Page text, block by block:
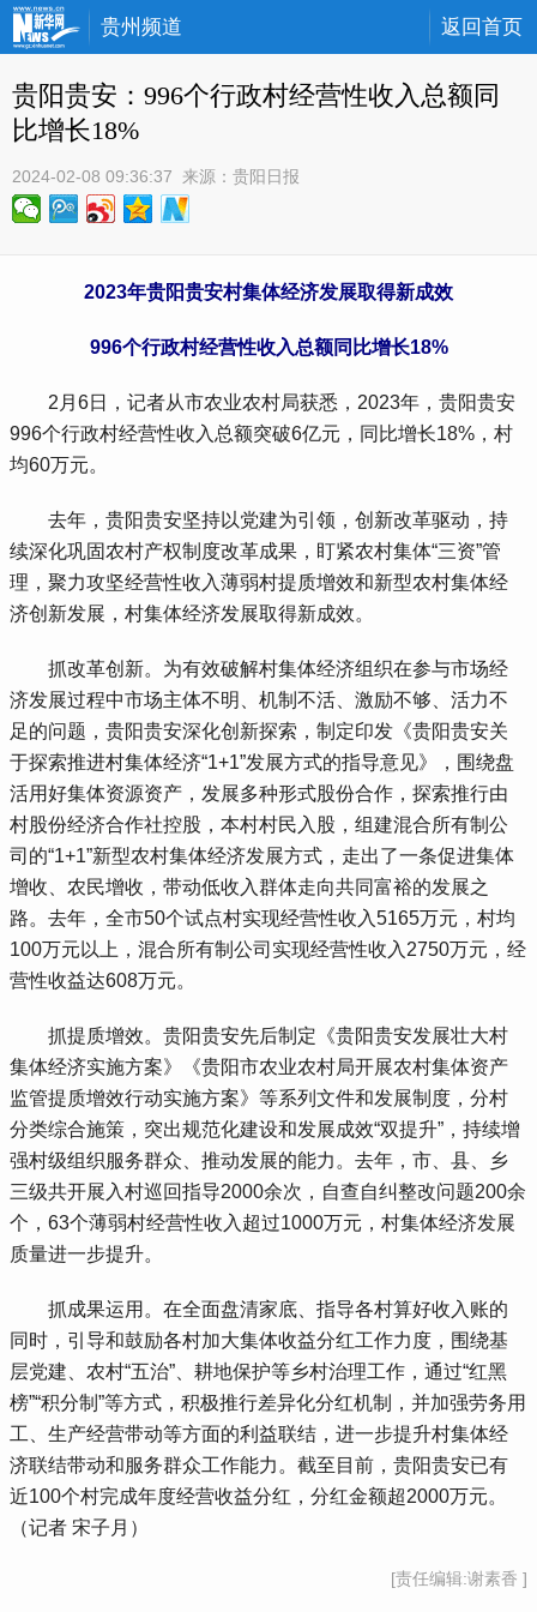
贵州频道 返回首页
贵阳贵安：996个行政村经营性收入总额同
比增长18%
2024-02-08 09:36:37 来源： 贵阳日报
2023年贵阳贵安村集体经济发展取得新成效
996个行政村经营性收入总额同比增长18%
2月6日，记者从市农业农村局获悉，2023年，贵阳贵安
996个行政村经营性收入总额突破6亿元，同比增长18%，村
均60万元。
去年，贵阳贵安坚持以党建为引领，创新改革驱动，持
续深化巩固农村产权制度改革成果，盯紧农村集体“三资”管
理，聚力攻坚经营性收入薄弱村提质增效和新型农村集体经
济创新发展，村集体经济发展取得新成效。
抓改革创新。为有效破解村集体经济组织在参与市场经
济发展过程中市场主体不明、机制不活、激励不够、活力不
足的问题，贵阳贵安深化创新探索，制定印发《贵阳贵安关
于探索推进村集体经济“1+1”发展方式的指导意见》，围绕盘
活用好集体资源资产，发展多种形式股份合作，探索推行由
村股份经济合作社控股，本村村民入股，组建混合所有制公
司的“1+1”新型农村集体经济发展方式，走出了一条促进集体
增收、农民增收，带动低收入群体走向共同富裕的发展之
路。去年，全市50个试点村实现经营性收入5165万元，村均
100万元以上，混合所有制公司实现经营性收入2750万元，经
营性收益达608万元。
抓提质增效。贵阳贵安先后制定《贵阳贵安发展壮大村
集体经济实施方案》《贵阳市农业农村局开展农村集体资产
监管提质增效行动实施方案》等系列文件和发展制度，分村
分类综合施策，突出规范化建设和发展成效“双提升”，持续增
强村级组织服务群众、推动发展的能力。去年，市、县、乡
三级共开展入村巡回指导2000余次，自查自纠整改问题200余
个，63个薄弱村经营性收入超过1000万元，村集体经济发展
质量进一步提升。
抓成果运用。在全面盘清家底、指导各村算好收入账的
同时，引导和鼓励各村加大集体收益分红工作力度，围绕基
层党建、农村“五治”、耕地保护等乡村治理工作，通过“红黑
榜”“积分制”等方式，积极推行差异化分红机制，并加强劳务用
工、生产经营带动等方面的利益联结，进一步提升村集体经
济联结带动和服务群众工作能力。截至目前，贵阳贵安已有
近100个村完成年度经营收益分红，分红金额超2000万元。
（记者 宋子月）
[责任编辑:谢素香 ]